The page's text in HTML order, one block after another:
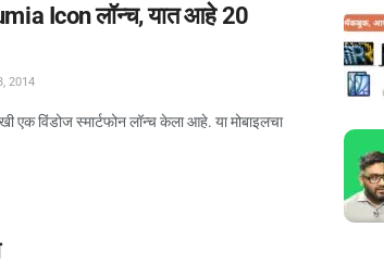
Icon लॉन्च, यात आहे 20
2014
विंडोज स्मार्टफोन लॉन्च केला आहे. या मोबाइलचा